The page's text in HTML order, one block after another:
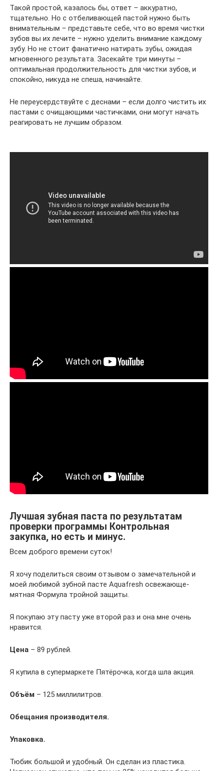
Такой простой, казалось бы, ответ – аккуратно,
тщательно. Но с отбеливающей пастой нужно быть
внимательным – представьте себе, что во время чистки
зубов вы их лечите – нужно уделить внимание каждому
зубу. Но не стоит фанатично натирать зубы, ожидая
мгновенного результата. Засекайте три минуты –
оптимальная продолжительность для чистки зубов, и
спокойно, никуда не спеша, начинайте.
Не переусердствуйте с деснами – если долго чистить их
пастами с очищающими частичками, они могут начать
реагировать не лучшим образом.
Лучшая зубная паста по результатам
проверки программы Контрольная
закупка, но есть и минус.
Всем доброго времени суток!
Я хочу поделиться своим отзывом о замечательной и
моей любимой зубной пасте Aquafresh освежающе-
мятная Формула тройной защиты.
Я покупаю эту пасту уже второй раз и она мне очень
нравится.
Цена – 89 рублей.
Я купила в супермаркете Пятёрочка, когда шла акция.
Объём – 125 миллилитров.
Обещания производителя.
Упаковка.
Тюбик большой и удобный. Он сделан из пластика.